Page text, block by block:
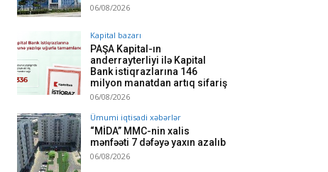
06/08/2026
Kapital bazarı
PAŞA Kapital-ın
anderrayterliyi ilə Kapital
Bank istiqrazlarına 146
milyon manatdan artıq sifariş
06/08/2026
Ümumi iqtisadi xəbərlər
“MİDA” MMC-nin xalis
mənfəəti 7 dəfəyə yaxın azalıb
06/08/2026